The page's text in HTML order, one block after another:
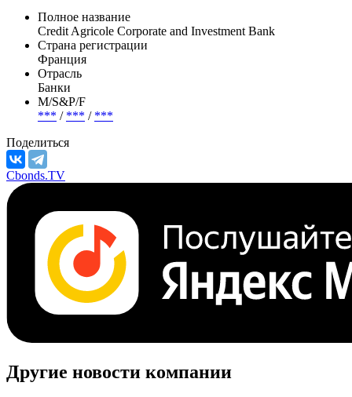
Полное название
Credit Agricole Corporate and Investment Bank
Страна регистрации
Франция
Отрасль
Банки
М/S&P/F
*** / *** / ***
Поделиться
Cbonds.TV
Другие новости компании